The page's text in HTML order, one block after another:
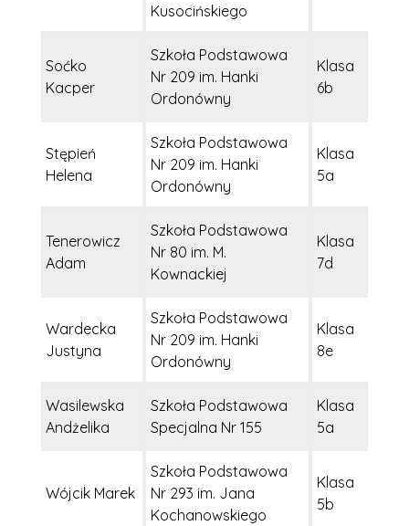
Kusocińskiego
Soćko
Kacper
Szkoła Podstawowa
Nr 209 im. Hanki
Ordonówny
Klasa
6b
Stępień
Helena
Szkoła Podstawowa
Nr 209 im. Hanki
Ordonówny
Klasa
5a
Tenerowicz
Adam
Szkoła Podstawowa
Nr 80 im. M.
Kownackiej
Klasa
7d
Wardecka
Justyna
Szkoła Podstawowa
Nr 209 im. Hanki
Ordonówny
Klasa
8e
Wasilewska
Andżelika
Szkoła Podstawowa
Specjalna Nr 155
Klasa
5a
Wójcik Marek
Szkoła Podstawowa
Nr 293 im. Jana
Kochanowskiego
Klasa
5b